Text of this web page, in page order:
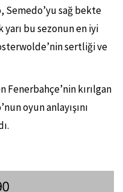
Semedo’yu sağ bekte
bu sezonun en iyi
sertliği ve
Fenerbahçe’nin kırılgan
oyun anlayışını